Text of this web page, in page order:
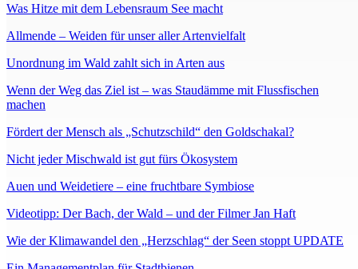
Was Hitze mit dem Lebensraum See macht
Allmende – Weiden für unser aller Artenvielfalt
Unordnung im Wald zahlt sich in Arten aus
Wenn der Weg das Ziel ist – was Staudämme mit Flussfischen
machen
Fördert der Mensch als „Schutzschild“ den Goldschakal?
Nicht jeder Mischwald ist gut fürs Ökosystem
Auen und Weidetiere – eine fruchtbare Symbiose
Videotipp: Der Bach, der Wald – und der Filmer Jan Haft
Wie der Klimawandel den „Herzschlag“ der Seen stoppt UPDATE